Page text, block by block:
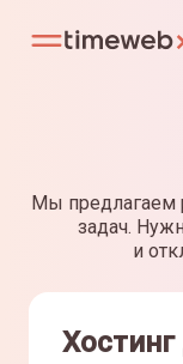
Мы предлагаем
задач.
и